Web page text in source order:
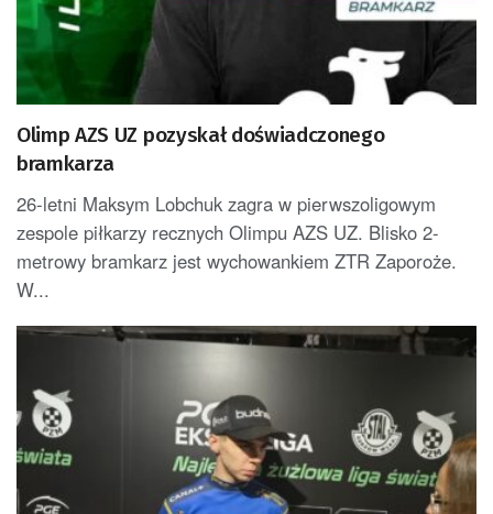
Olimp AZS UZ pozyskał doświadczonego
bramkarza
26-letni Maksym Lobchuk zagra w pierwszoligowym
zespole piłkarzy recznych Olimpu AZS UZ. Blisko 2-
metrowy bramkarz jest wychowankiem ZTR Zaporoże.
W...